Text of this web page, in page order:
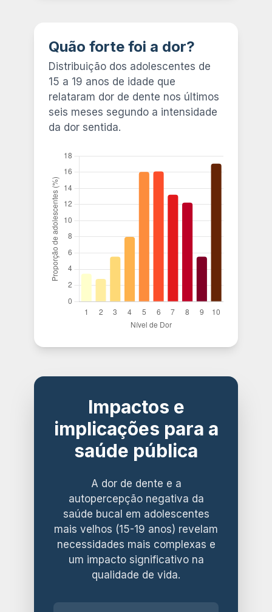
Quão forte foi a dor?
Distribuição dos adolescentes de
15 a 19 anos de idade que
relataram dor de dente nos últimos
seis meses segundo a intensidade
da dor sentida.
Impactos e
implicações para a
saúde pública
A dor de dente e a
autopercepção negativa da
saúde bucal em adolescentes
mais velhos (15-19 anos) revelam
necessidades mais complexas e
um impacto significativo na
qualidade de vida.